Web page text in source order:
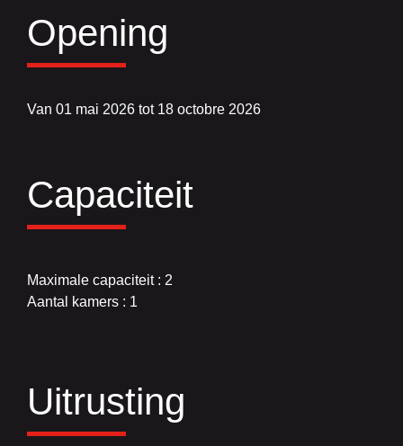
Opening
Van 01 mai 2026 tot 18 octobre 2026
Capaciteit
Maximale capaciteit : 2
Aantal kamers : 1
Uitrusting